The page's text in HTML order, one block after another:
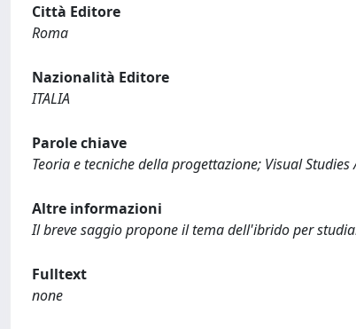
Città Editore
Roma
Nazionalità Editore
ITALIA
Parole chiave
Teoria e tecniche della progettazione; Visual
Altre informazioni
Il breve saggio propone il tema dell'ibrido per
Fulltext
none